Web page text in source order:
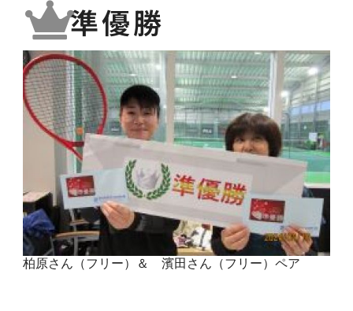
準優勝
柏原さん（フリー）＆ 濱田さん（フリー）ペア